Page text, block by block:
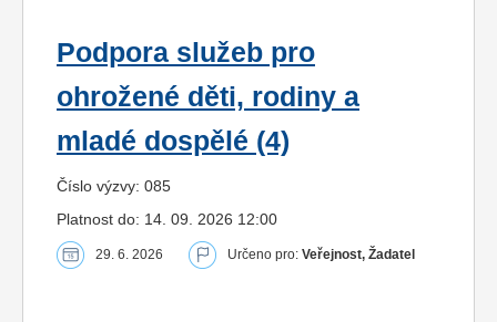
Podpora služeb pro
ohrožené děti, rodiny a
mladé dospělé (4)
Číslo výzvy: 085
Platnost do: 14. 09. 2026 12:00
29. 6. 2026 Určeno pro: Veřejnost, Žadatel